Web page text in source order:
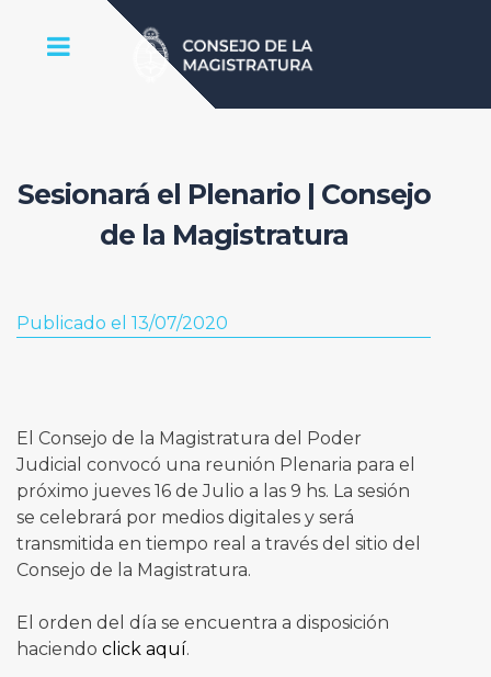
Sesionará el Plenario | Consejo
de la Magistratura
Publicado el 13/07/2020
El Consejo de la Magistratura del Poder
Judicial convocó una reunión Plenaria para el
próximo jueves 16 de Julio a las 9 hs. La sesión
se celebrará por medios digitales y será
transmitida en tiempo real a través del sitio del
Consejo de la Magistratura.
El orden del día se encuentra a disposición
haciendo click aquí.